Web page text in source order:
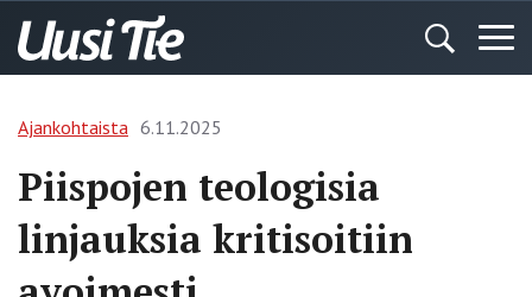
Ajankohtaista 6.11.2025
Piispojen teologisia
linjauksia kritisoitiin